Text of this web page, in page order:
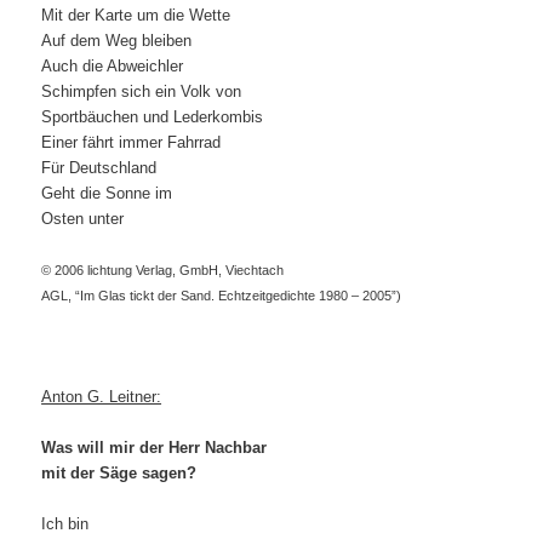
Mit der Karte um die Wette
Auf dem Weg bleiben
Auch die Abweichler
Schimpfen sich ein Volk von
Sportbäuchen und Lederkombis
Einer fährt immer Fahrrad
Für Deutschland
Geht die Sonne im
Osten unter
© 2006 lichtung Verlag, GmbH, Viechtach
AGL, “Im Glas tickt der Sand. Echtzeitgedichte 1980 – 2005”)
Anton G. Leitner:
Was will mir der Herr Nachbar
mit der Säge sagen?
Ich bin